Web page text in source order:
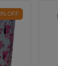
% OFF